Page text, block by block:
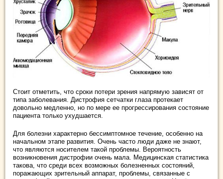
Стоит отметить, что сроки потери зрения напрямую зависят от
типа заболевания. Дистрофия сетчатки глаза протекает
довольно медленно, но по мере ее прогрессирования состояние
пациента только ухудшается.
Для болезни характерно бессимптомное течение, особенно на
начальном этапе развития. Очень часто люди даже не знают,
что являются носителем такой проблемы. Вероятность
возникновения дистрофии очень мала. Медицинская статистика
такова, что среди всех возможных болезненных состояний,
поражающих зрительный аппарат, проблемы, связанные с